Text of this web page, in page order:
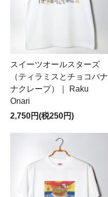
スイーツオールスターズ
（ティラミスとチョコバナ
ナクレープ）｜ Raku
Onari
2,750円(税250円)